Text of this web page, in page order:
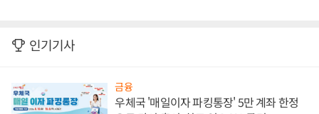
인기기사
금융
우체국 '매일이자 파킹통장' 5만 계좌 한정